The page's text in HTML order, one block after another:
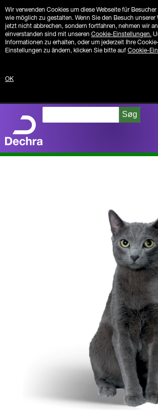
Wir verwenden Cookies um diese Webseite für
wie möglich zu gestalten. Wenn Sie den Besuch unserer
jetzt nicht abbrechen, sondern fortfahren, nehmen wir
einverstanden sind mit unseren Cookie-Einstellungen.
Informationen zu erhalten, oder um jederzeit Ihre Cookie-
Einstellungen zu ändern, klicken Sie bitte auf Cookie-
OK
Søg